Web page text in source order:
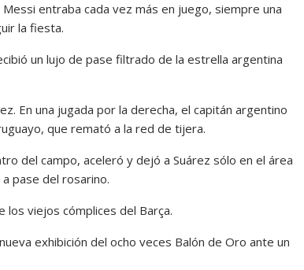
entraba cada vez más en juego, siempre una
la fiesta.
un lujo de pase filtrado de la estrella argentina
En una jugada por la derecha, el capitán argentino
que remató a la red de tijera.
del campo, aceleró y dejó a Suárez sólo en el área
pase del rosarino.
viejos cómplices del Barça.
exhibición del ocho veces Balón de Oro ante un